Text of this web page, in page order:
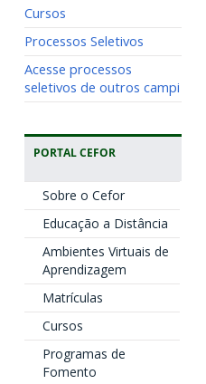
Cursos
Processos Seletivos
Acesse processos
seletivos de outros campi
PORTAL CEFOR
Sobre o Cefor
Educação a Distância
Ambientes Virtuais de
Aprendizagem
Matrículas
Cursos
Programas de
Fomento